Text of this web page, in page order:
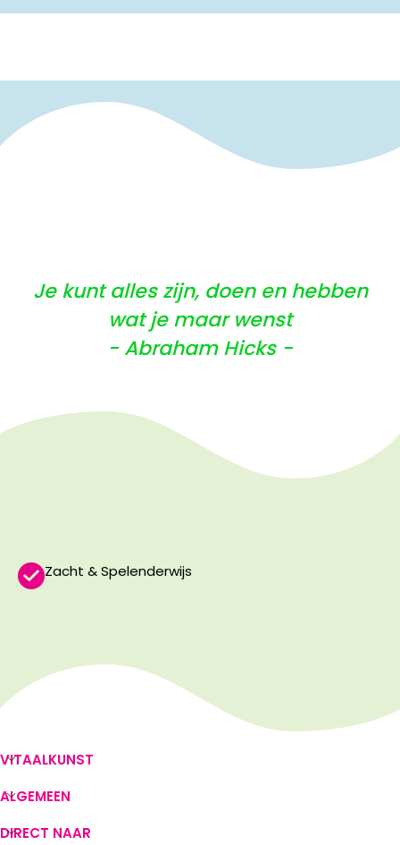
Je kunt alles zijn, doen en hebben
wat je maar wenst
- Abraham Hicks -
Zacht & Spelenderwijs
VITAALKUNST
ALGEMEEN
DIRECT NAAR